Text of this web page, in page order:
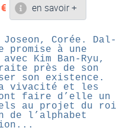
€ en savoir +
Joseon, Corée. Dal-
promise à une
Kim Ban-Ryu,
près de son
son existence.
vivacité et les
faire d’elle un
au projet du roi
de l’alphabet